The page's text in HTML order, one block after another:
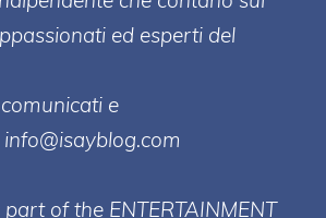
ed esperti del
e
info@isayblog.com
of the ENTERTAINMENT